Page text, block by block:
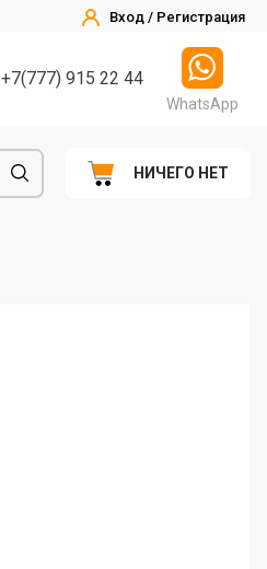
Вход / Регистрация
+7(777) 915 22 44
WhatsApp
НИЧЕГО НЕТ